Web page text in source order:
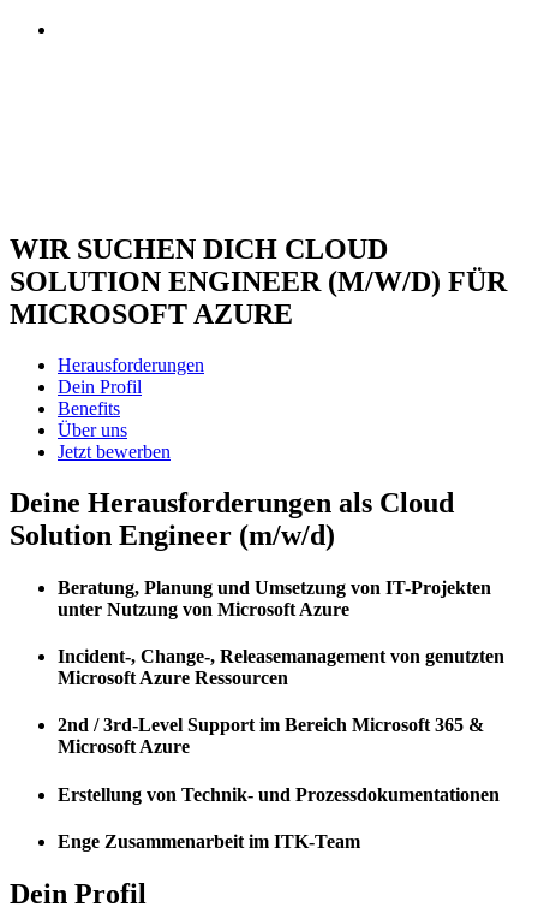
WIR SUCHEN DICH CLOUD
SOLUTION ENGINEER (M/W/D) FÜR
MICROSOFT AZURE
Herausforderungen
Dein Profil
Benefits
Über uns
Jetzt bewerben
Deine Herausforderungen als Cloud
Solution Engineer (m/w/d)
Beratung, Planung und Umsetzung von IT-Projekten
unter Nutzung von Microsoft Azure
Incident-, Change-, Releasemanagement von genutzten
Microsoft Azure Ressourcen
2nd / 3rd-Level Support im Bereich Microsoft 365 &
Microsoft Azure
Erstellung von Technik- und Prozessdokumentationen
Enge Zusammenarbeit im ITK-Team
Dein Profil